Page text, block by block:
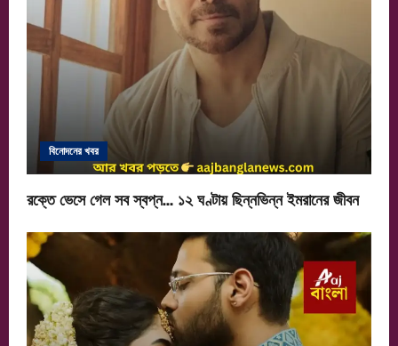
বিনোদনের খবর
রক্তে ভেসে গেল সব স্বপ্ন… ১২ ঘণ্টায় ছিন্নভিন্ন ইমরানের জীবন